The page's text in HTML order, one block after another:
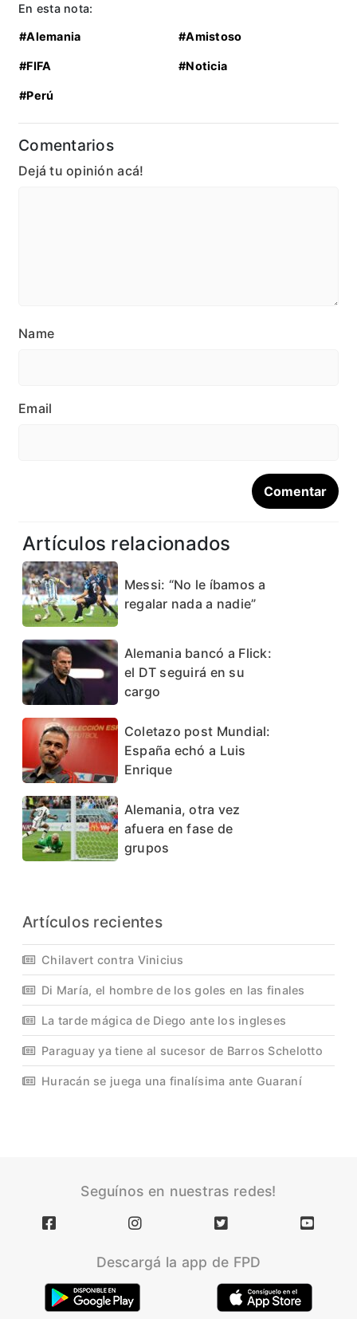
En esta nota:
#Alemania #Amistoso
#FIFA #Noticia
#Perú
Comentarios
Dejá tu opinión acá!
Name
Email
Artículos relacionados
Messi: “No le íbamos a
regalar nada a nadie”
Alemania bancó a Flick:
el DT seguirá en su
cargo
Coletazo post Mundial:
España echó a Luis
Enrique
Alemania, otra vez
afuera en fase de
grupos
Artículos recientes
Chilavert contra Vinicius
Di María, el hombre de los goles en las finales
La tarde mágica de Diego ante los ingleses
Paraguay ya tiene al sucesor de Barros Schelotto
Huracán se juega una finalísima ante Guaraní
Seguínos en nuestras redes!
Descargá la app de FPD